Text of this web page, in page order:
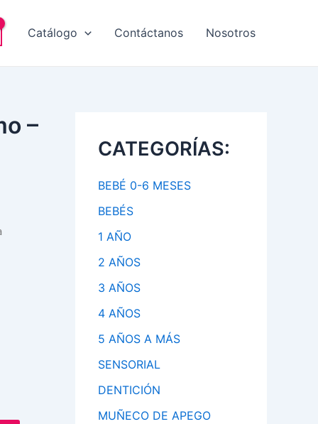
Catálogo Contáctanos Nosotros
–
CATEGORÍAS:
BEBÉ 0-6 MESES
BEBÉS
1 AÑO
2 AÑOS
3 AÑOS
4 AÑOS
5 AÑOS A MÁS
SENSORIAL
DENTICIÓN
MUÑECO DE APEGO